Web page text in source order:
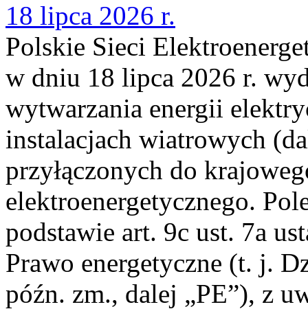
18 lipca 2026 r.
Polskie Sieci
w dniu 18 lipca 2026 r.
wytwarzania energii
instalacjach wiatrowych
przyłączonych do
elektroenergetycznego.
podstawie art. 9c ust. 7a
Prawo energetyczne (t. j.
późn. zm., dalej „PE”), z